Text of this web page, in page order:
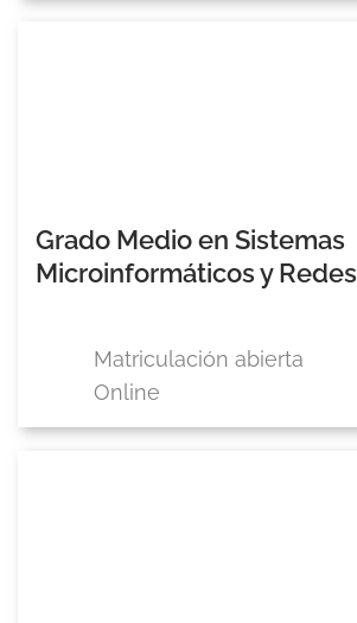
Grado Medio en Sistemas
Microinformáticos y Redes
Matriculación abierta
Online